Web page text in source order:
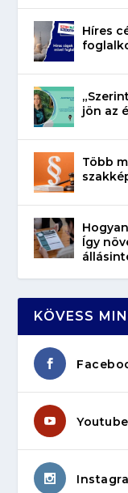
Híres
jön az
Több
Így
KÖVESS
Youtube